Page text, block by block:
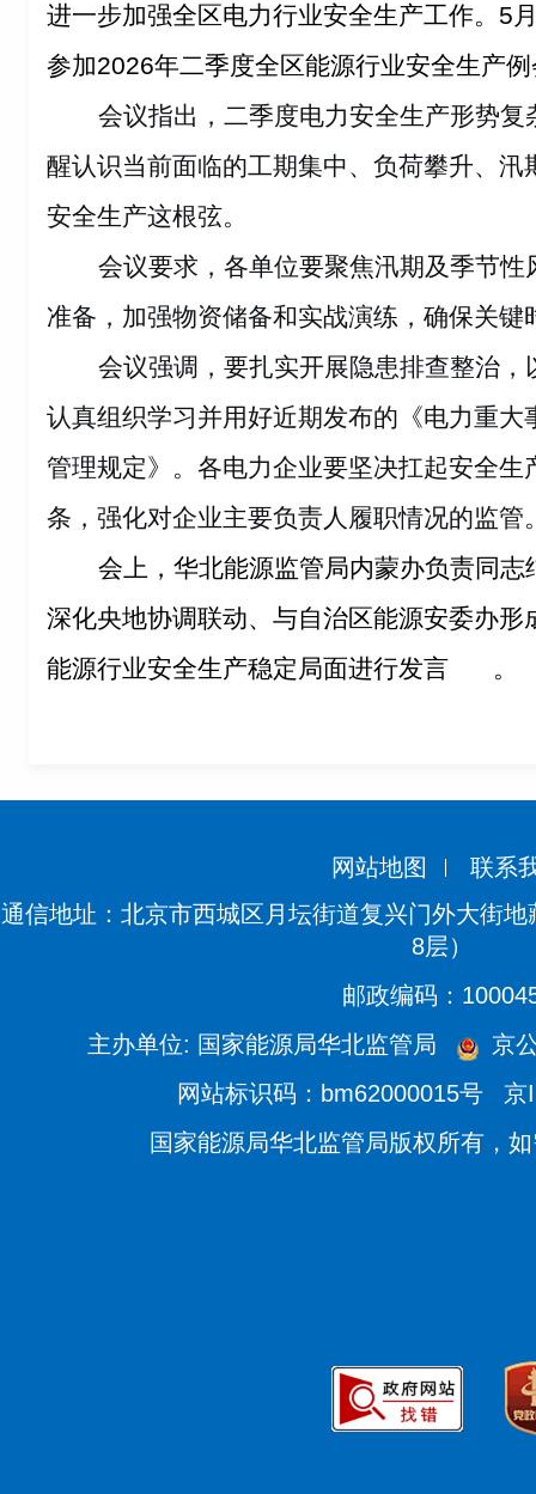
进一步加强全区电力行业安全生产工作。 5
参加2026年二季度全区能源行业安全生产
会议指出，二季度电力安全生产形势
醒认识当前面临的工期集中、负荷攀升、
安全生产这根弦。
会议要求，各单位要聚焦汛期及季节
准备，加强物资储备和实战演练，确保关键
会议强调，要扎实开展隐患排查整治，
认真组织学习并用好近期发布的《电力重
管理规定》。各电力企业要坚决扛起安全
条，强化对企业主要负责人履职情况的监管
会上，华北能源监管局内蒙办负责同
深化央地协调联动、与自治区能源安委办
能源行业安全生产稳定局面进行发言
。
网站地图
联系
通信地址：北京市西城区月坛街道复兴门外大街
8层）
邮政编码：
主办单位: 国家能源局华北监管局
京
网站标识码：bm62000015号
京
国家能源局华北监管局版权所有，